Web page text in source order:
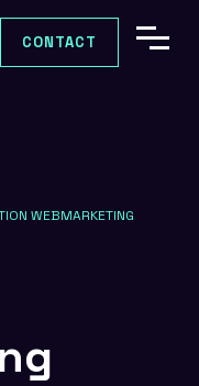
CONTACT
WEBMARKETING